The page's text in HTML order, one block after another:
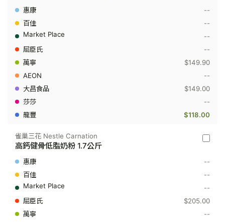
關
適
低
奶
粉
克
--
--
--
--
$149.90
--
$149.00
--
$118.00
雀
Nestle
高
鈣
健
雀巢三花 Nestle Carnation
高鈣健骨低脂奶粉 1.7公斤
--
--
--
$205.00
--